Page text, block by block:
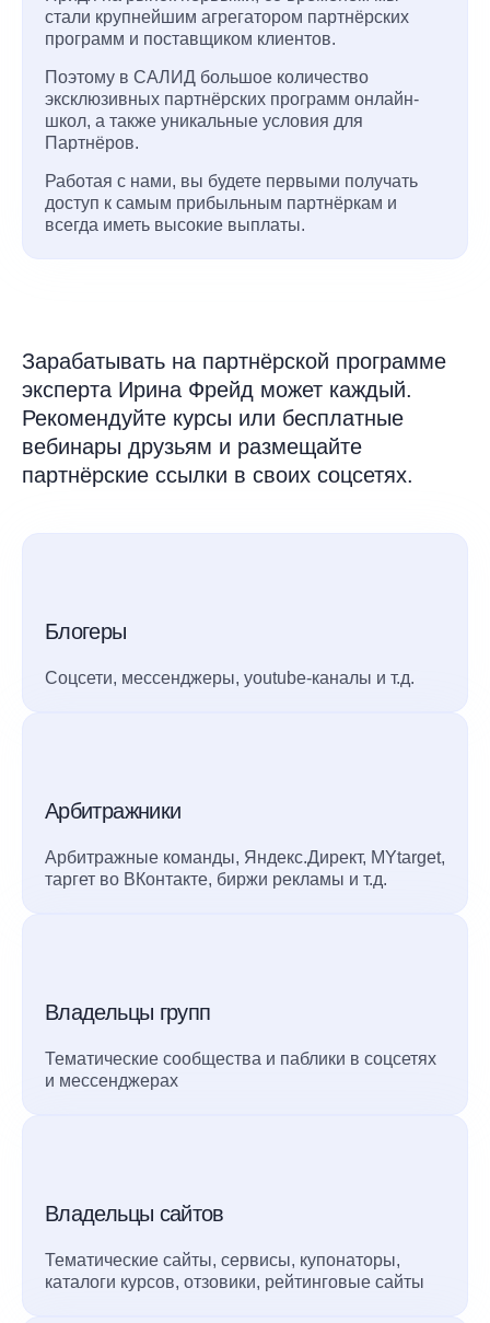
стали крупнейшим агрегатором партнёрских
программ и поставщиком клиентов.
Поэтому в САЛИД большое количество
эксклюзивных партнёрских программ онлайн-
школ, а также уникальные условия для
Партнёров.
Работая с нами, вы будете первыми получать
доступ к самым прибыльным партнёркам и
всегда иметь высокие выплаты.
Зарабатывать на партнёрской программе
эксперта Ирина Фрейд может каждый.
Рекомендуйте курсы или бесплатные
вебинары друзьям и размещайте
партнёрские ссылки в своих соцсетях.
Блогеры
Соцсети, мессенджеры, youtube-каналы и т.д.
Арбитражники
Арбитражные команды, Яндекс.Директ, MYtarget,
таргет во ВКонтакте, биржи рекламы и т.д.
Владельцы групп
Тематические сообщества и паблики в соцсетях
и мессенджерах
Владельцы сайтов
Тематические сайты, сервисы, купонаторы,
каталоги курсов, отзовики, рейтинговые сайты